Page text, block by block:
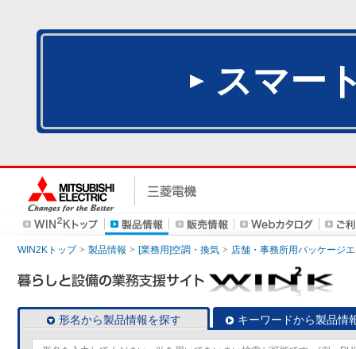
スマー
WIN2Kトップ 製品情報 [業務用]空調・換気 店舗・事務所用パッケージ
形名から製品情報を探す キーワードから製品情